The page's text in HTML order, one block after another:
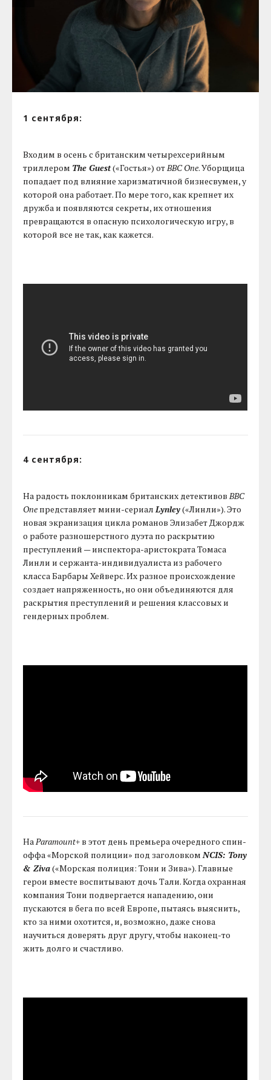
1 сентября:
Входим в осень с британским четырехсерийным
триллером The Guest(«Гостья») отBBC One. Уборщица
попадает под влияние харизматичной бизнесвумен, у
которой она работает. По мере того, как крепнет их
дружба и появляются секреты, их отношения
превращаются в опасную психологическую игру, в
которой все не так, как кажется.
4 сентября:
На радость поклонникам британских детективовBBC
One представляет мини-сериалLynley(«Линли»). Это
новая экранизация цикла романов Элизабет Джордж
о работе разношерстного дуэта по раскрытию
преступлений — инспектора-аристократа Томаса
Линли и сержанта-индивидуалиста из рабочего
класса Барбары Хейверс. Их разное происхождение
создает напряженность, но они объединяются для
раскрытия преступлений и решения классовых и
гендерных проблем.
НаParamount+ в этот день премьера очередного спин-
оффа «Морской полиции» под заголовкомNCIS: Tony
& Ziva(«Морская полиция: Тони и Зива»). Главные
герои вместе воспитывают дочь Тали. Когда охранная
компания Тони подвергается нападению, они
пускаются в бега по всей Европе, пытаясь выяснить,
кто за ними охотится, и, возможно, даже снова
научиться доверять друг другу, чтобы наконец-то
жить долго и счастливо.